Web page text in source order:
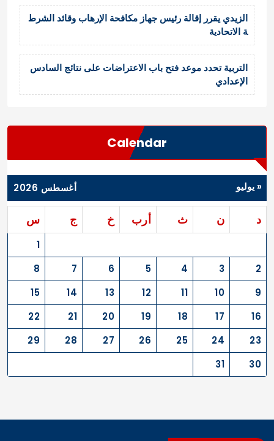
الزيدي يقرر إقالة رئيس جهاز مكافحة الإرهاب وقائد الشرط
ة الاتحادية
التربية تحدد موعد فتح باب الاعتراضات على نتائج السادس
الإعدادي
Calendar
أغسطس 2026
د ن ث أرب خ ج س
1
2
3
4
5
6
7
8
9
10
11
12
13
14
15
16
17
18
19
20
21
22
23
24
25
26
27
28
29
30
31
« يوليو